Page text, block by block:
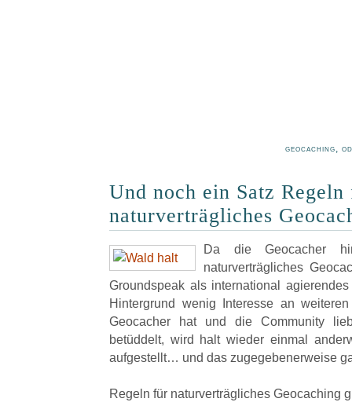
geocaching,
Und noch ein Satz
naturverträgliches
Da die Geocacher
naturverträgliches
Groundspeak als international
Hintergrund wenig Interesse an
Geocacher hat und die Community
betüddelt, wird halt wieder einmal
aufgestellt… und das zugegebenerweise
Regeln für naturverträgliches Geocaching